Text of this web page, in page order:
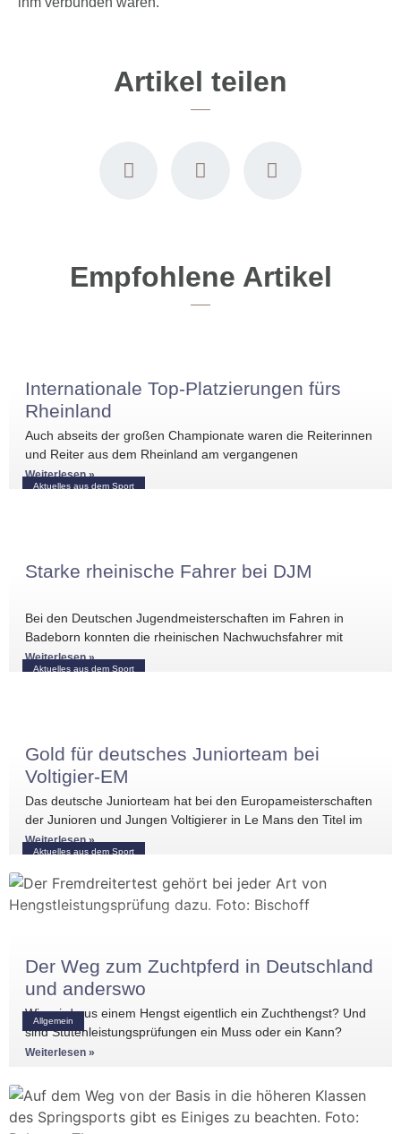
Artikel teilen
Empfohlene Artikel
Aktuelles aus dem Sport
Internationale Top-Platzierungen fürs
Rheinland
Auch abseits der großen Championate waren die Reiterinnen
und Reiter aus dem Rheinland am vergangenen
Wochenende international erfolgreich unterwegs. Bei
Weiterlesen »
Aktuelles aus dem Sport
Starke rheinische Fahrer bei DJM
Bei den Deutschen Jugendmeisterschaften im Fahren in
Badeborn konnten die rheinischen Nachwuchsfahrer mit
mehreren vorderen Platzierungen überzeugen. Frederik
Koitka erreichte
Weiterlesen »
Aktuelles aus dem Sport
Gold für deutsches Juniorteam bei
Voltigier-EM
Das deutsche Juniorteam hat bei den Europameisterschaften
der Junioren und Jungen Voltigierer in Le Mans den Titel im
Gruppenvoltigieren gewonnen.
Weiterlesen »
Allgemein
Der Weg zum Zuchtpferd in Deutschland
und anderswo
Wie wird aus einem Hengst eigentlich ein Zuchthengst? Und
sind Stutenleistungsprüfungen ein Muss oder ein Kann?
Einblicke in die Regelwerke
Weiterlesen »